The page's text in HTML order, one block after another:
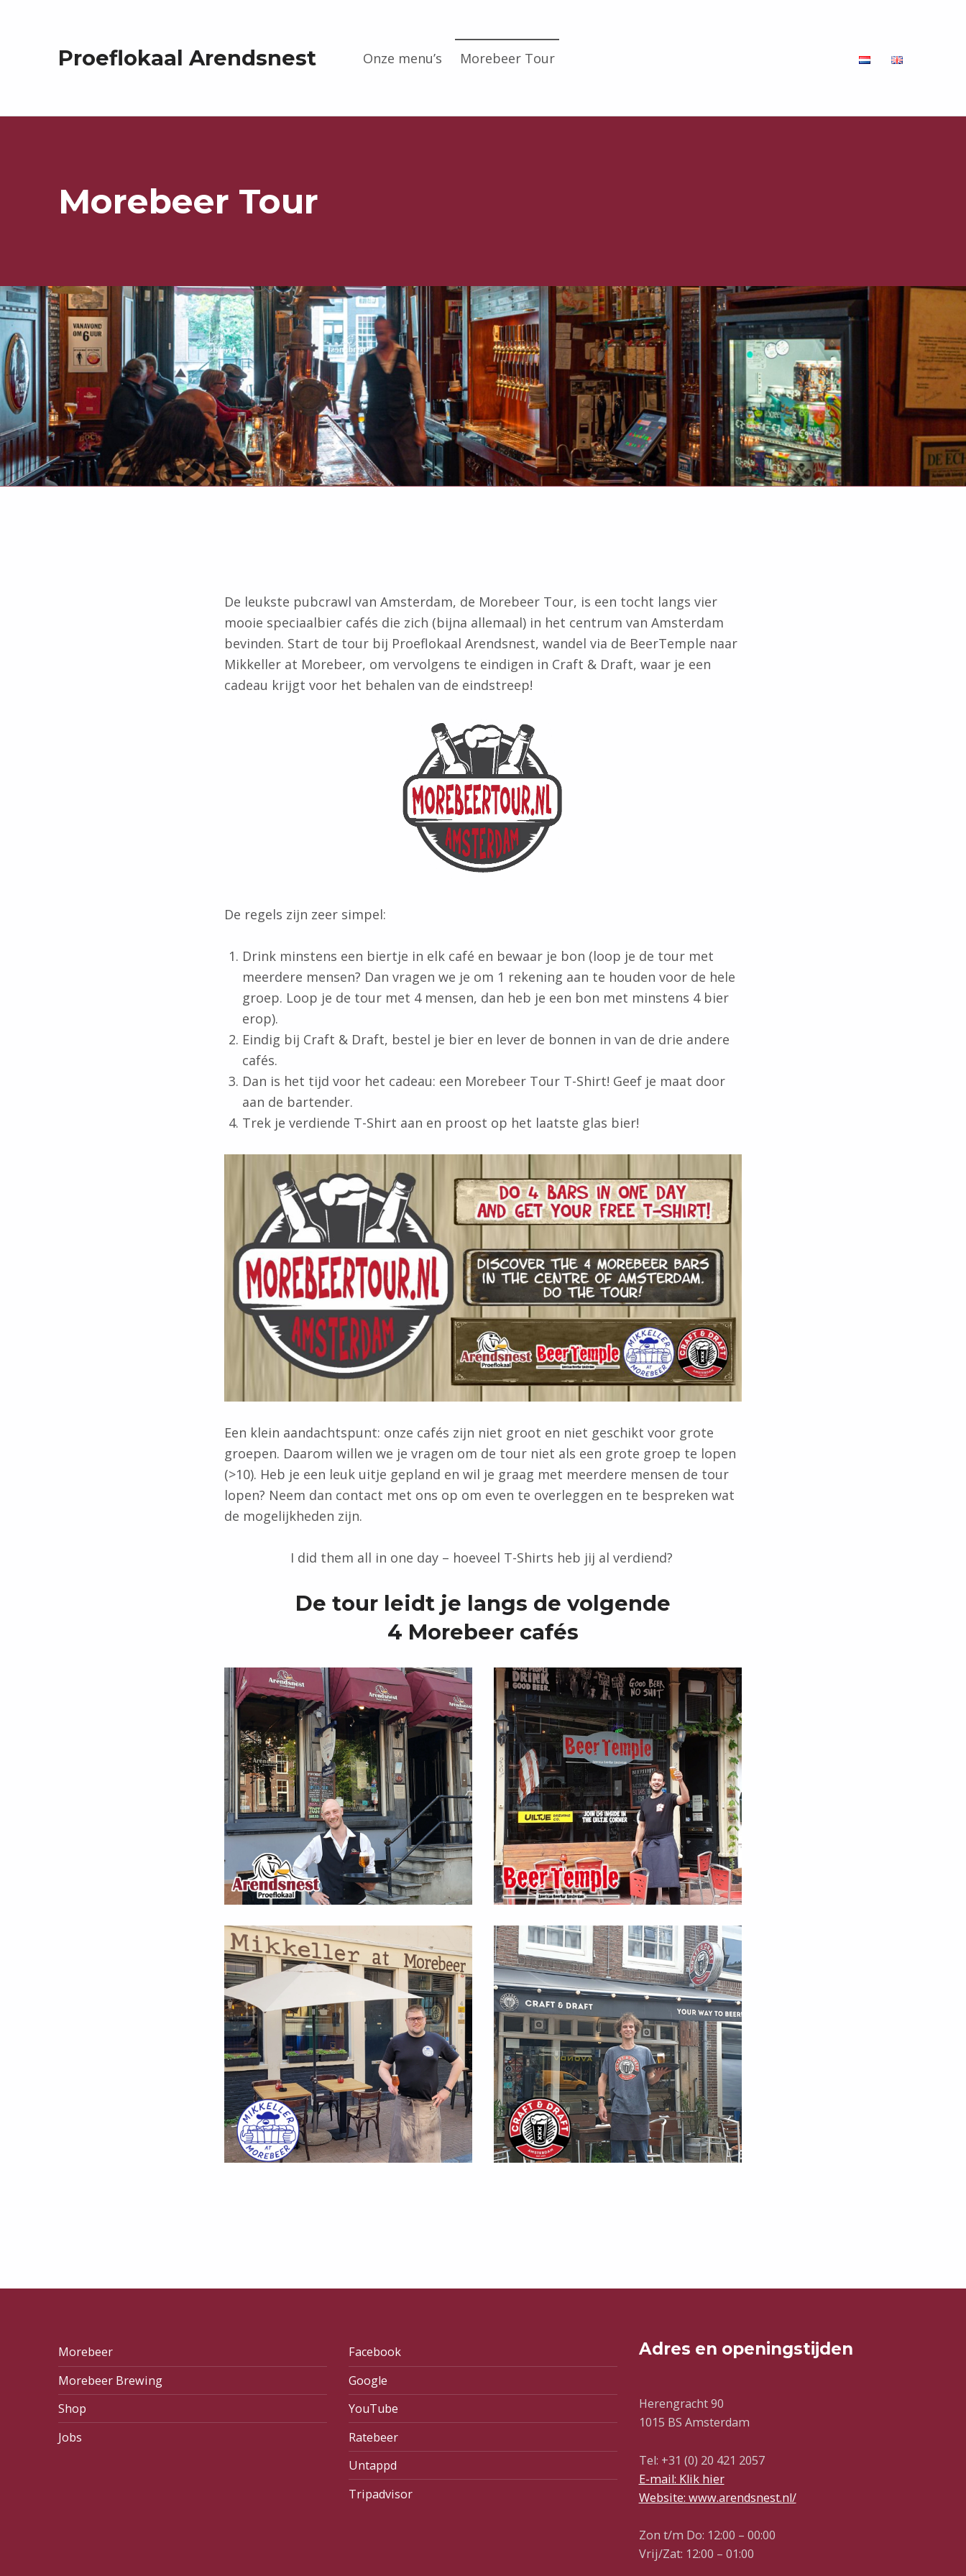
Proeflokaal Arendsnest Onze menu’s Morebeer Tour
Morebeer Tour
De leukste pubcrawl van Amsterdam, de Morebeer Tour, is een tocht langs vier
mooie speciaalbier cafés die zich (bijna allemaal) in het centrum van Amsterdam
bevinden. Start de tour bij Proeflokaal Arendsnest, wandel via de BeerTemple naar
Mikkeller at Morebeer, om vervolgens te eindigen in Craft & Draft, waar je een
cadeau krijgt voor het behalen van de eindstreep!
De regels zijn zeer simpel:
Drink minstens een biertje in elk café en bewaar je bon (loop je de tour met
meerdere mensen? Dan vragen we je om 1 rekening aan te houden voor de hele
groep. Loop je de tour met 4 mensen, dan heb je een bon met minstens 4 bier
erop).
Eindig bij Craft & Draft, bestel je bier en lever de bonnen in van de drie andere
cafés.
Dan is het tijd voor het cadeau: een Morebeer Tour T-Shirt! Geef je maat door
aan de bartender.
Trek je verdiende T-Shirt aan en proost op het laatste glas bier!
Een klein aandachtspunt: onze cafés zijn niet groot en niet geschikt voor grote
groepen. Daarom willen we je vragen om de tour niet als een grote groep te lopen
(>10). Heb je een leuk uitje gepland en wil je graag met meerdere mensen de tour
lopen? Neem dan contact met ons op om even te overleggen en te bespreken wat
de mogelijkheden zijn.
I did them all in one day – hoeveel T-Shirts heb jij al verdiend?
De tour leidt je langs de volgende
4 Morebeer cafés
Morebeer
Morebeer Brewing
Shop
Jobs
Facebook
Google
YouTube
Ratebeer
Untappd
Tripadvisor
Adres en openingstijden
Herengracht 90
1015 BS Amsterdam
Tel: +31 (0) 20 421 2057
E-mail: Klik hier
Website: www.arendsnest.nl/
Zon t/m Do: 12:00 – 00:00
Vrij/Zat: 12:00 – 01:00